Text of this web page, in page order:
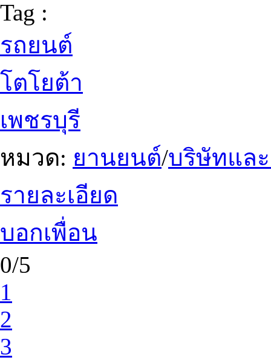
Tag :
รถยนต์
โตโยต้า
เพชรบุรี
หมวด: ยานยนต์/บริษัทแล
รายละเอียด
บอกเพื่อน
0/5
1
2
3